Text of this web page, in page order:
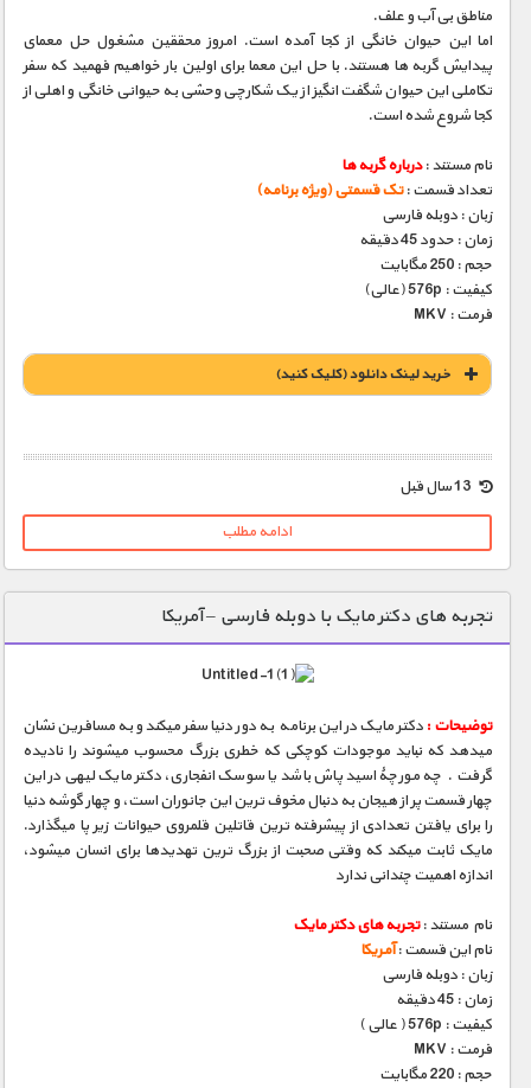
مناطق بی آب و علف.
اما این حیوان خانگی از کجا آمده است. امروز محققین مشغول حل معمای
پیدایش گربه ها هستند. با حل این معما برای اولین بار خواهیم فهمید که سفر
تکاملی این حیوان شگفت انگیز از یک شکارچی وحشی به حیوانی خانگی و اهلی از
کجا شروع شده است.
نام مستند :درباره گربه ها
تعداد قسمت :تک قسمتی (ویژه برنامه)
زبان : دوبله فارسی
زمان : حدود 45 دقیقه
حجم : 250 مگابایت
کیفیت : 576p (عالی)
فرمت : MKV
خريد لينک دانلود (کليک کنيد)
1900 تومان – خريد لينک دانلود (افزودن به سبد خريد)
ادامه مطلب
تجربه های دکتر مایک با دوبله فارسی – آمریکا
توضیحات :دکتر مایک در این برنامه به دور دنیا سفر میکند و به مسافرین نشان
میدهد که نباید موجودات کوچکی که خطری بزرگ محسوب میشوند را نادیده
گرفت . چه مورچۀ اسید پاش باشد یا سوسک انفجاری، دکتر مایک لیهی در این
چهار قسمت پر از هیجان به دنبال مخوف ترین این جانوران است، و چهار گوشه دنیا
را برای یافتن تعدادی از پیشرفته ترین قاتلین قلمروی حیوانات زیر پا میگذارد.
مایک ثابت میکند که وقتی صحبت از بزرگ ترین تهدیدها برای انسان میشود،
اندازه اهمیت چندانی ندارد
نام مستند :تجربه های دکتر مایک
نام این قسمت :آمریکا
زبان : دوبله فارسی
زمان : 45 دقیقه
کیفیت : 576p ( عالی )
فرمت : MKV
حجم : 220 مگابایت